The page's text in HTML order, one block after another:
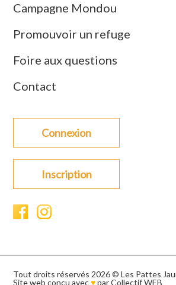
Campagne Mondou
Promouvoir un refuge
Foire aux questions
Contact
Connexion
Inscription
Tout droits réservés 2026 © Les Pattes
Site web conçu avec♥parCollectif WEB